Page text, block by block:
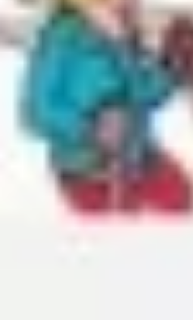
Wireframing et prototypage